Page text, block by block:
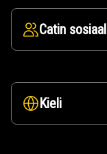
Catin
Kieli